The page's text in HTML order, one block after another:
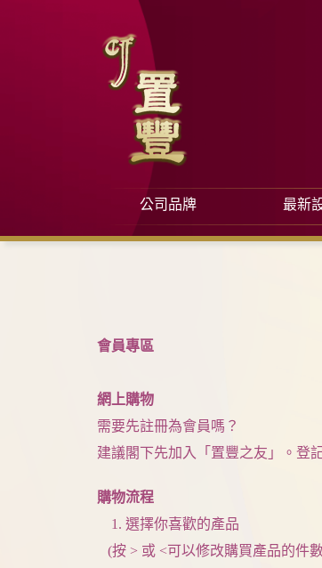
公司品牌 最新
會員專區
網上購物
需要先註冊為會員嗎？
建議閣下先加入「置豐之友」。登
購物流程
1. 選擇你喜歡的產品
(按 > 或 <可以修改購買產品的件